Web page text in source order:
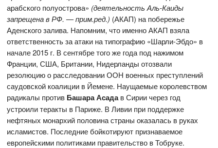
арабского полуострова» (деятельность Аль-Каиды
запрещена вРФ. — прим.ред.) (АКАП) на побережье
Аденского залива. Напомним, что именно АКАП взяла
ответственность за атаки на типографию «Шарли-Эбдо» в
начале 2015 г. В сентябре того же года под нажимом
Франции, США, Британии, Нидерланды отозвали
резолюцию о расследовании ООН военных преступлений
саудовской коалиции в Йемене. Наущаемые королевством
радикалы против Башара Асадав Сирии через год
устроили теракты в Париже. В Ливии при поддержке
нефтяных монархий половина страны оказалась в руках
исламистов. Последние бойкотируют признаваемое
европейскими политиками правительство в Тобруке.